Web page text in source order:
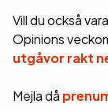
Vill du också
Opinions
utgåvor rakt
Mejla då